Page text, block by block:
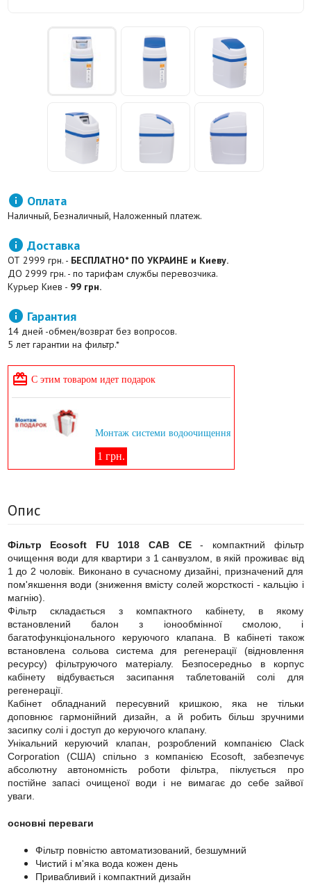
 Оплата
Наличный, Безналичный, Наложенный платеж.
 Доставка
ОТ 2999 грн. - БЕСПЛАТНО* ПО УКРАИНЕ и Киеву.
ДО 2999 грн. - по тарифам службы перевозчика.
Курьер Киев - 99 грн.
 Гарантия
14 дней -обмен/возврат без вопросов.
5 лет гарантии на фильтр.*
 С этим товаром идет подарок
Монтаж системи водоочищення
1 грн.
Опис
Фільтр Ecosoft FU 1018 CAB CE- компактний фільтр
очищення води для квартири з 1 санвузлом, в якій проживає від
1 до 2 чоловік. Виконано в сучасному дизайні, призначений для
пом'якшення води (зниження вмісту солей жорсткості - кальцію і
магнію).
Фільтр складається з компактного кабінету, в якому
встановлений балон з іонообмінної смолою, і
багатофункціонального керуючого клапана. В кабінеті також
встановлена сольова система для регенерації (відновлення
ресурсу) фільтруючого матеріалу. Безпосередньо в корпус
кабінету відбувається засипання таблетованій солі для
регенерації.
Кабінет обладнаний пересувний кришкою, яка не тільки
доповнює гармонійний дизайн, а й робить більш зручними
засипку солі і доступ до керуючого клапану.
Унікальний керуючий клапан, розроблений компанією Clack
Corporation (США) спільно з компанією Ecosoft, забезпечує
абсолютну автономність роботи фільтра, піклується про
постійне запасі очищеної води і не вимагає до себе зайвої
уваги.
основні переваги
Фільтр повністю автоматизований, безшумний
Чистий і м'яка вода кожен день
Привабливий і компактний дизайн